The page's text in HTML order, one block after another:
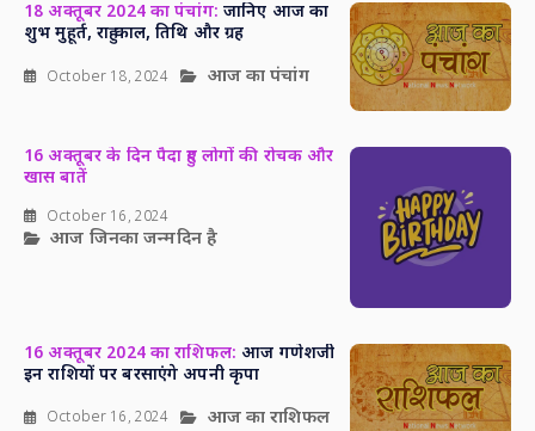
18 अक्तूबर 2024 का पंचांग: जानिए आज का
शुभ मुहूर्त, राहु काल, तिथि और ग्रह
October 18, 2024 आज का पंचांग
16 अक्तूबर के दिन पैदा हुए लोगों की रोचक और
खास बातें
October 16, 2024
आज जिनका जन्मदिन है
16 अक्तूबर 2024 का राशिफल: आज गणेशजी
इन राशियों पर बरसाएंगे अपनी कृपा
October 16, 2024 आज का राशिफल